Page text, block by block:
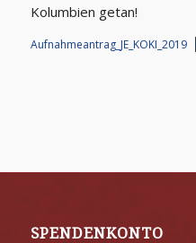
Kolumbien getan!
Aufnahmeantrag_JE_KOKI_2019
SPENDENKONTO